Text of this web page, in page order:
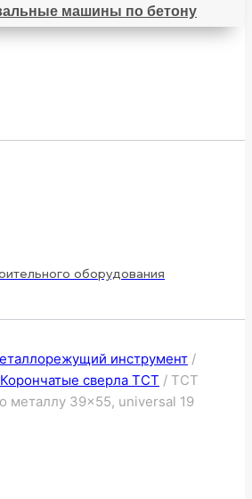
машины по бетону
оборудования
инструмент /
Корончатые сверла ТСТ / ТСТ
металлу 39×55, universal 19